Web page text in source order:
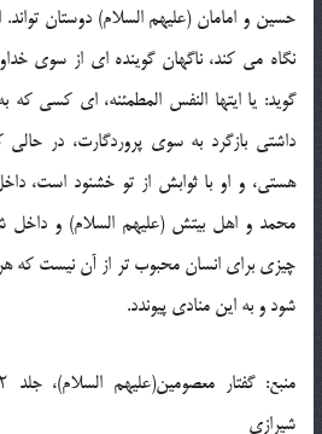
حسین و امامان (علیهم السلام) دوستان
نگاه مى كند، ناگهان گوینده اى از سوى
گوید: یا ایتها النفس المطمئنه، اى كسى كه
داشتى بازگرد به سوى پروردگارت، در
هستى، و او با ثوابش از تو خشنود است،
محمد و اهل بیتش (علیهم السلام) و داخل
چیزى براى انسان محبوب تر از آن نیست كه
شود و به این منادى پیوندد.
شیرازی